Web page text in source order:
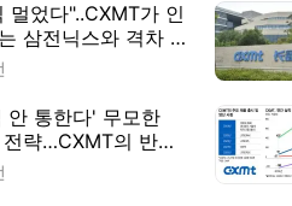
멀었다"..CXMT가 인
삼전닉스와 격차 들
니
안 통한다' 무모한
전략…CXMT의 반도
법